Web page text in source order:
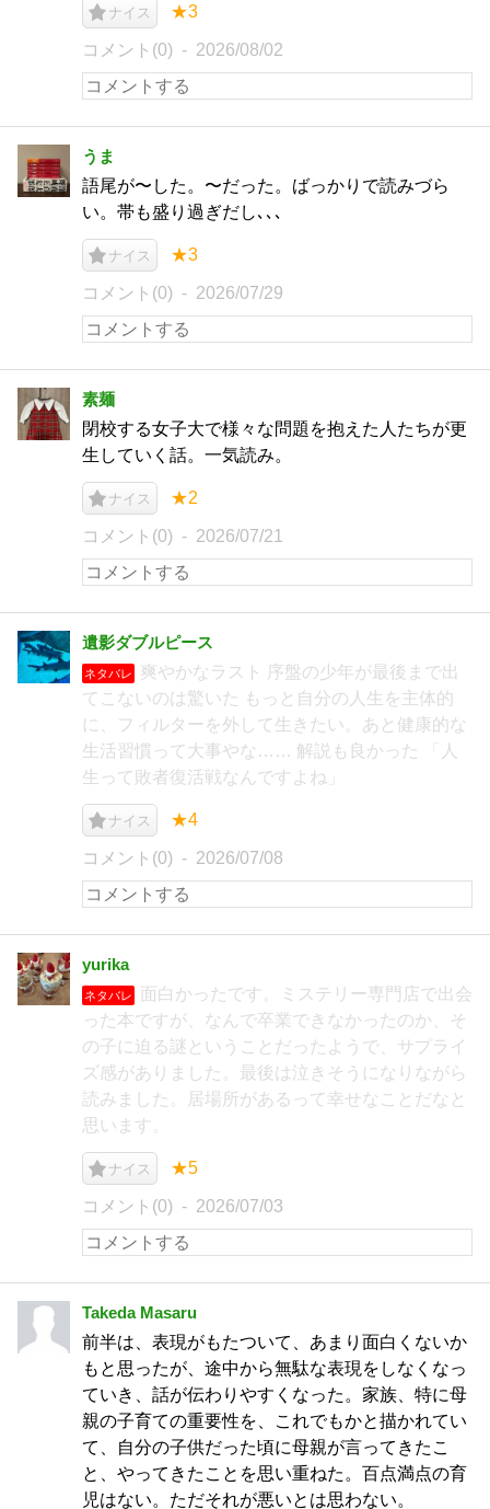
ナイス ★3
コメント(0) 2026/08/02
うま
語尾が〜した。〜だった。ばっかりで読みづら
い。帯も盛り過ぎだし､､､
ナイス ★3
コメント(0) 2026/07/29
素麺
閉校する女子大で様々な問題を抱えた人たちが更
生していく話。一気読み。
ナイス ★2
コメント(0) 2026/07/21
遺影ダブルピース
ネタバレ
爽やかなラスト 序盤の少年が最後まで出
てこないのは驚いた もっと自分の人生を主体的
に、フィルターを外して生きたい。あと健康的な
生活習慣って大事やな…… 解説も良かった 「人
生って敗者復活戦なんですよね」
ナイス ★4
コメント(0) 2026/07/08
yurika
ネタバレ
面白かったです。ミステリー専門店で出会
った本ですが、なんで卒業できなかったのか、そ
の子に迫る謎ということだったようで、サプライ
ズ感がありました。最後は泣きそうになりながら
読みました。居場所があるって幸せなことだなと
思います。
ナイス ★5
コメント(0) 2026/07/03
Takeda Masaru
前半は、表現がもたついて、あまり面白くないか
もと思ったが、途中から無駄な表現をしなくなっ
ていき、話が伝わりやすくなった。家族、特に母
親の子育ての重要性を、これでもかと描かれてい
て、自分の子供だった頃に母親が言ってきたこ
と、やってきたことを思い重ねた。百点満点の育
児はない。ただそれが悪いとは思わない。